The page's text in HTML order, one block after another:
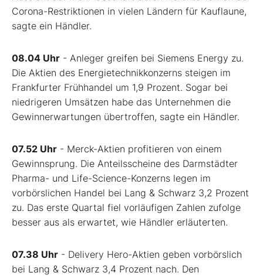
Corona-Restriktionen in vielen Ländern für Kauflaune,
sagte ein Händler.
08.04 Uhr - Anleger greifen bei Siemens Energy zu.
Die Aktien des Energietechnikkonzerns steigen im
Frankfurter Frühhandel um 1,9 Prozent. Sogar bei
niedrigeren Umsätzen habe das Unternehmen die
Gewinnerwartungen übertroffen, sagte ein Händler.
07.52 Uhr - Merck-Aktien profitieren von einem
Gewinnsprung. Die Anteilsscheine des Darmstädter
Pharma- und Life-Science-Konzerns legen im
vorbörslichen Handel bei Lang & Schwarz 3,2 Prozent
zu. Das erste Quartal fiel vorläufigen Zahlen zufolge
besser aus als erwartet, wie Händler erläuterten.
07.38 Uhr - Delivery Hero-Aktien geben vorbörslich
bei Lang & Schwarz 3,4 Prozent nach. Den